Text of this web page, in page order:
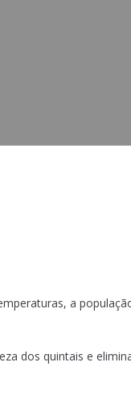
a
dos quintais e